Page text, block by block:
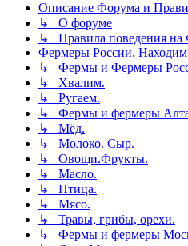
Описание Форума и
↳ О форуме
↳ Правила поведения на
Фермеры России.
↳ Фермы и Фермеры
↳ Хвалим.
↳ Ругаем.
↳ Фермы и фермеры
↳ Мёд.
↳ Молоко. Сыр.
↳ Овощи.Фрукты.
↳ Масло.
↳ Птица.
↳ Мясо.
↳ Травы, грибы, орехи.
↳ Фермы и фермеры